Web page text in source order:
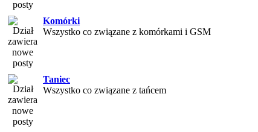
Komórki
Wszystko co związane z komórkami i GSM
Taniec
Wszystko co związane z tańcem